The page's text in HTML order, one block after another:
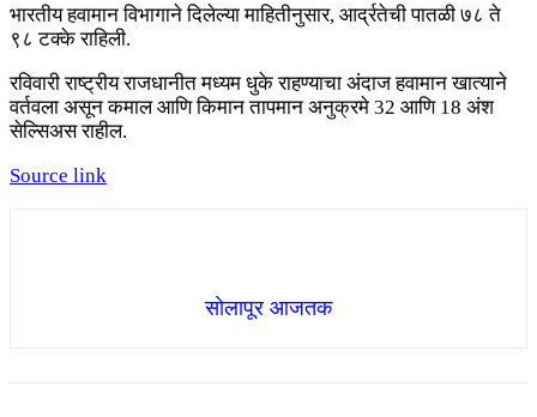
भारतीय हवामान विभागाने दिलेल्या माहितीनुसार, आर्द्रतेची पातळी ७८ ते
९८ टक्के राहिली.
रविवारी राष्ट्रीय राजधानीत मध्यम धुके राहण्याचा अंदाज हवामान खात्याने
वर्तवला असून कमाल आणि किमान तापमान अनुक्रमे 32 आणि 18 अंश
सेल्सिअस राहील.
Source link
सोलापूर आजतक